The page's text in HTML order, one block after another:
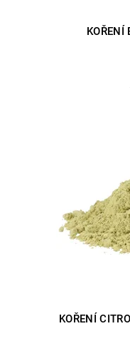
KOŘENÍ
KOŘENÍ